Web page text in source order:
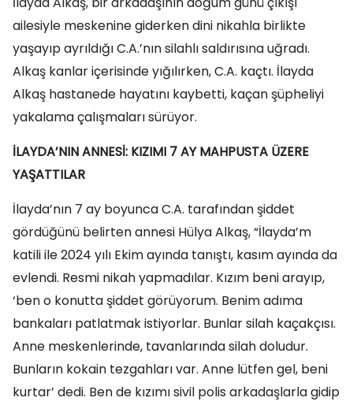
ailesiyle meskenine giderken dini nikahla birlikte
yaşayıp ayrıldığı C.A.’nın silahlı saldırısına uğradı.
Alkaş kanlar içerisinde yığılırken, C.A. kaçtı. İlayda
Alkaş hastanede hayatını kaybetti, kaçan şüpheliyi
yakalama çalışmaları sürüyor.
İLAYDA’NIN ANNESİ: KIZIMI 7 AY MAHPUSTA ÜZERE
YAŞATTILAR
İlayda’nın 7 ay boyunca C.A. tarafından şiddet
gördüğünü belirten annesi Hülya Alkaş, “İlayda’m
katili ile 2024 yılı Ekim ayında tanıştı, kasım ayında da
evlendi. Resmi nikah yapmadılar. Kızım beni arayıp,
‘ben o konutta şiddet görüyorum. Benim adıma
bankaları patlatmak istiyorlar. Bunlar silah kaçakçısı.
Anne meskenlerinde, tavanlarında silah doludur.
Bunların kokain tezgahları var. Anne lütfen gel, beni
kurtar’ dedi. Ben de kızımı sivil polis arkadaşlarla gidip